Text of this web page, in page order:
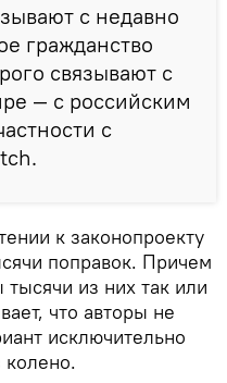
с недавно
гражданство
связывают с
— с российским
с
к законопроекту
поправок. Причем
тысячи из них так или
что авторы не
исключительно
колено.